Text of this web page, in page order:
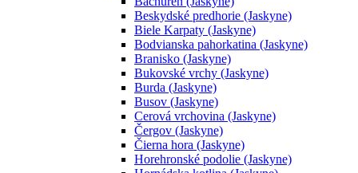
Beskydské predhorie (Jaskyne)
Biele Karpaty (Jaskyne)
Bodvianska pahorkatina (Jaskyne)
Branisko (Jaskyne)
Bukovské vrchy (Jaskyne)
Burda (Jaskyne)
Busov (Jaskyne)
Cerová vrchovina (Jaskyne)
Čergov (Jaskyne)
Čierna hora (Jaskyne)
Horehronské podolie (Jaskyne)